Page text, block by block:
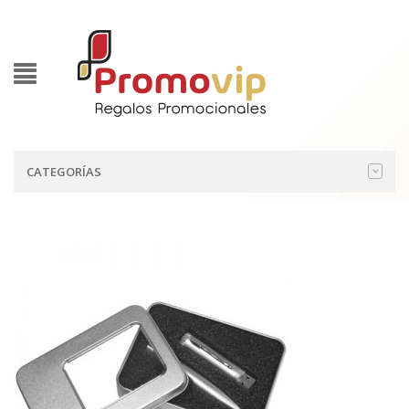
CATEGORÍAS